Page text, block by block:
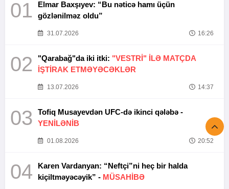
01
Elmar Baxşıyev: “Bu nəticə hamı üçün
gözlənilməz oldu”
31.07.2026 16:26
02 "Qarabağ"da iki itki: "VESTRİ" İLƏ MATÇDA
İŞTİRAK ETMƏYƏCƏKLƏR
13.07.2026 14:37
03
Tofiq Musayevdən UFC-də ikinci qələbə -
YENİLƏNİB
01.08.2026 20:52
04
Karen Vardanyan: “Neftçi”ni heç bir halda
kiçiltməyəcəyik” - MÜSAHİBƏ